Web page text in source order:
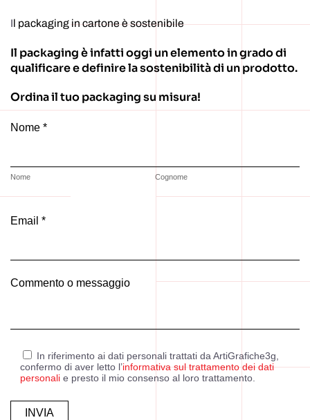
Il packaging in cartone è sostenibile
Il packaging è infatti oggi un elemento in grado di
qualificare e definire la sostenibilità di un prodotto.
Ordina il tuo packaging su misura!
Nome *
Nome Cognome
Email *
Commento o messaggio
In riferimento ai dati personali trattati da ArtiGrafiche3g,
confermo di aver letto l’informativa sul trattamento dei dati
personali e presto il mio consenso al loro trattamento.